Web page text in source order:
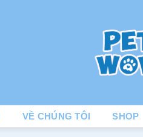
VỀ CHÚNG TÔI SHOP